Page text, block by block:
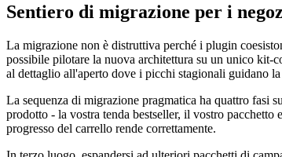
Sentiero di migrazione per i
La migrazione non è distruttiva perché i plugin
possibile pilotare la nuova architettura su un unico kit-
al dettaglio all'aperto dove i picchi stagionali guidano
La sequenza di migrazione pragmatica ha quattro fasi
prodotto - la vostra tenda bestseller, il vostro
progresso del carrello rende correttamente.